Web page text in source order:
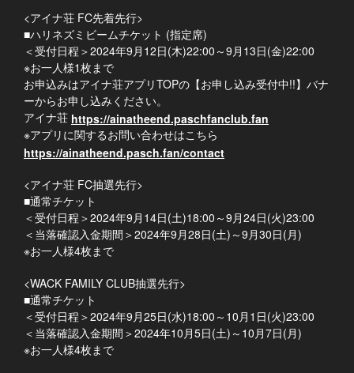
<アイナ荘 FC先着先行>
■ハリネズミビームチケット (指定席)
＜受付日程＞2024年9月12日(木)22:00～9月13日(金)22:00
※お一人様1枚まで
お申込みはアイナ荘アプリTOPの【お申し込み受付中!!】バナ
ーからお申し込みください。
アイナ荘 https://ainatheend.paschfanclub.fan
※アプリに関するお問い合わせはこちら
https://ainatheend.pasch.fan/contact
<アイナ荘 FC抽選先行>
■通常チケット
＜受付日程＞2024年9月14日(土)18:00～9月24日(火)23:00
＜当落確認入金期間＞2024年9月28日(土)～9月30日(月)
※お一人様4枚まで
<WACK FAMILY CLUB抽選先行>
■通常チケット
＜受付日程＞2024年9月25日(水)18:00～10月1日(火)23:00
＜当落確認入金期間＞2024年10月5日(土)～10月7日(月)
※お一人様4枚まで